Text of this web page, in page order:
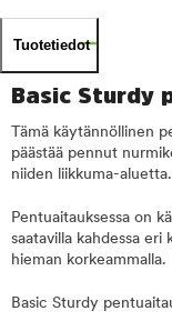
Tuotetiedot
Basic Sturdy
Tämä käytännöllinen
päästää pennut
niiden liikkuma-aluetta.
Pentuaitauksessa on
saatavilla kahdessa
hieman korkeammalla.
Basic Sturdy